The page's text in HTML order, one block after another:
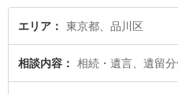
エリア 東京都、品川区
相談内容 相続・遺言、遺留